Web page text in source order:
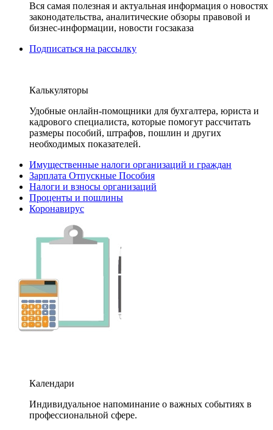
Вся самая полезная и актуальная информация о новостях
законодательства, аналитические обзоры правовой и
бизнес-информации, новости госзаказа
Подписаться на рассылку
Калькуляторы
Удобные онлайн-помощники для бухгалтера, юриста и
кадрового специалиста, которые помогут рассчитать
размеры пособий, штрафов, пошлин и других
необходимых показателей.
Имущественные налоги организаций и граждан
Зарплата Отпускные Пособия
Налоги и взносы организаций
Проценты и пошлины
Коронавирус
Календари
Индивидуальное напоминание о важных событиях в
профессиональной сфере.